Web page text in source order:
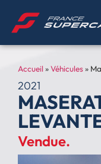
Accueil »Véhicules»
2021
Vendue.